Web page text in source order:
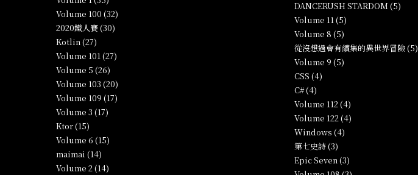
Volume 100 (32)
2020鐵人賽 (30)
Kotlin (27)
Volume 101 (27)
Volume 5 (26)
Volume 103 (20)
Volume 109 (17)
Volume 3 (17)
Ktor (15)
Volume 6 (15)
maimai (14)
Volume 2 (14)
DANCERUSH STARDOM (5)
Volume 11 (5)
Volume 8 (5)
從沒想過會有續集的異世界冒險 (5)
Volume 9 (5)
CSS (4)
C# (4)
Volume 112 (4)
Volume 122 (4)
Windows (4)
第七史詩 (3)
Epic Seven (3)